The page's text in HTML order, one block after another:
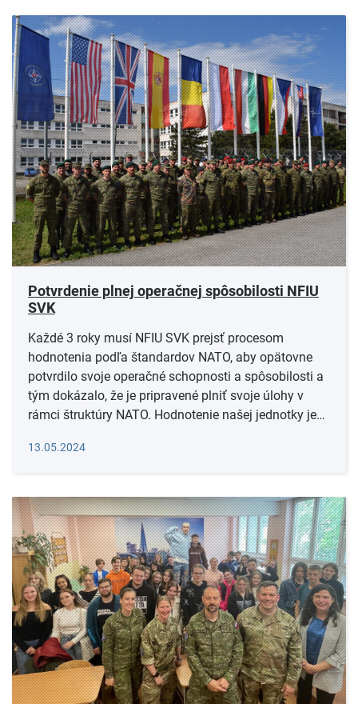
Potvrdenie plnej operačnej spôsobilosti NFIU
SVK
Každé 3 roky musí NFIU SVK prejsť procesom
hodnotenia podľa štandardov NATO, aby opätovne
potvrdilo svoje operačné schopnosti a spôsobilosti a
tým dokázalo, že je pripravené plniť svoje úlohy v
rámci štruktúry NATO. Hodnotenie našej jednotky je…
13.05.2024Čítať viac